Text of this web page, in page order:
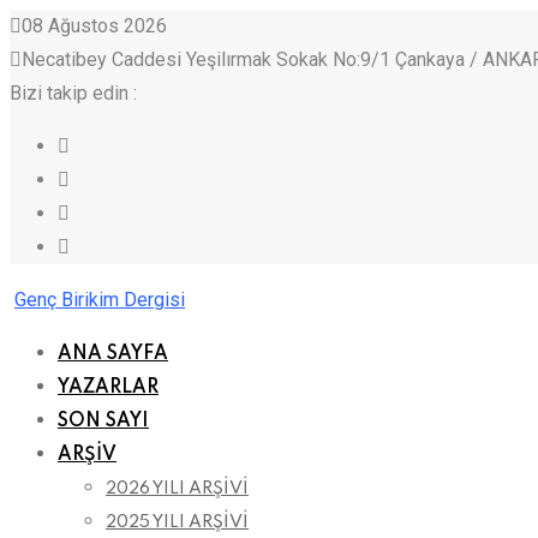
Skip
to
content
08 Ağustos 2026
Necatibey Caddesi Yeşilırmak Sokak No:9/1 Çankaya /
Bizi takip edin :
Genç Birikim Dergisi
ANA SAYFA
YAZARLAR
SON SAYI
ARŞİV
2026 YILI ARŞİVİ
2025 YILI ARŞİVİ